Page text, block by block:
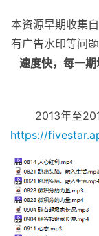
本资源早期收集
有广告水印等问题
速度快，每一
2013年至
https://